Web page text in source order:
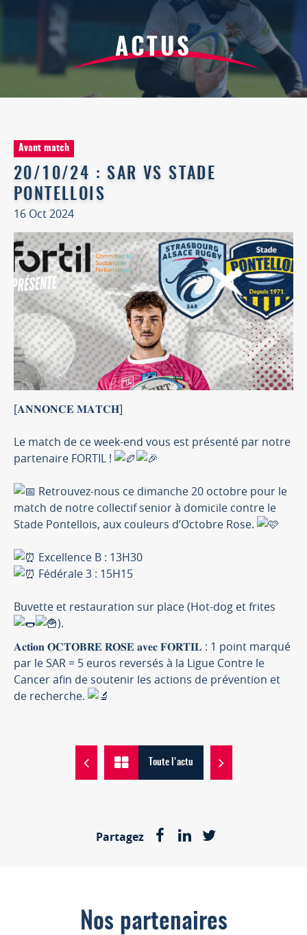
ACTUS
Avant match
20/10/24 : SAR VS STADE
PONTELLOIS
16 Oct 2024
[𝐀𝐍𝐍𝐎𝐍𝐂𝐄 𝐌𝐀𝐓𝐂𝐇]
Le match de ce week-end vous est présenté par notre
partenaire FORTIL !
Retrouvez-nous ce dimanche 20 octobre pour le
match de notre collectif senior à domicile contre le
Stade Pontellois, aux couleurs d’Octobre Rose.
Excellence B : 13H30
Fédérale 3 : 15H15
Buvette et restauration sur place (Hot-dog et frites
).
𝐀𝐜𝐭𝐢𝐨𝐧 𝐎𝐂𝐓𝐎𝐁𝐑𝐄 𝐑𝐎𝐒𝐄 𝐚𝐯𝐞𝐜 𝐅𝐎𝐑𝐓𝐈𝐋 : 1 point marqué
par le SAR = 5 euros reversés à la Ligue Contre le
Cancer afin de soutenir les actions de prévention et
de recherche.
Toute l'actu
Partagez
Nos partenaires